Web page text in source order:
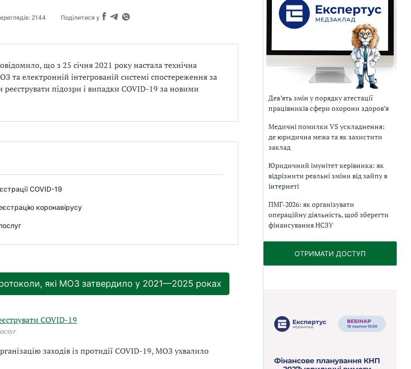
2144 Поділитися у
що з 25 січня 2021 року настала технічна
та електронній інтегрованій системі спостереження за
підозри і випадки COVID-19 за новими
COVID-19
коронавірусу
які МОЗ затвердило у 2021—2025 роках
COVID-19
заходів із протидії COVID-19, МОЗ ухвалило
Дев’ять змін у порядку атестації
працівників сфери охорони здоров’я
Медичні помилки VS ускладнення:
де юридична межа та як захистити
заклад
Юридичний імунітет керівника: як
відрізнити реальні зміни від хайпу в
інтернеті
ПМГ-2026: як організувати
операційну діяльність, щоб зберегти
фінансування НСЗУ
ОТРИМАТИ ДОСТУП